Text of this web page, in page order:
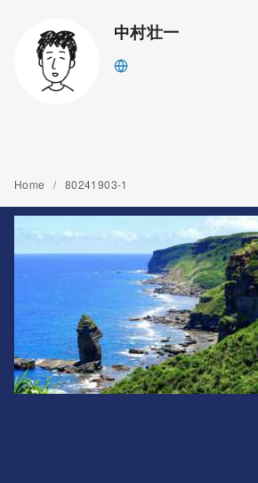
中村壮一
Home 80241903-1